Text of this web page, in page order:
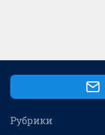
Рубрики